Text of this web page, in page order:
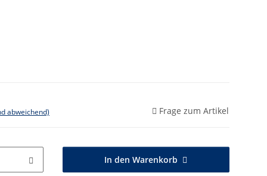
abweichend) Frage zum Artikel
In den Warenkorb